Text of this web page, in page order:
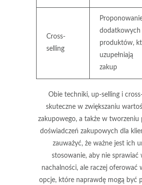
Cross-
selling
dodatkowych
produktów,
uzupełniają
zakup
Obie techniki, up-selling i
skuteczne w zwiększaniu
zakupowego, a także w tworzeniu
doświadczeń zakupowych dla
zauważyć, że ważne jest ich
stosowanie, aby nie sprawiać
nachalności, ale raczej oferować
opcje, które naprawdę mogą być